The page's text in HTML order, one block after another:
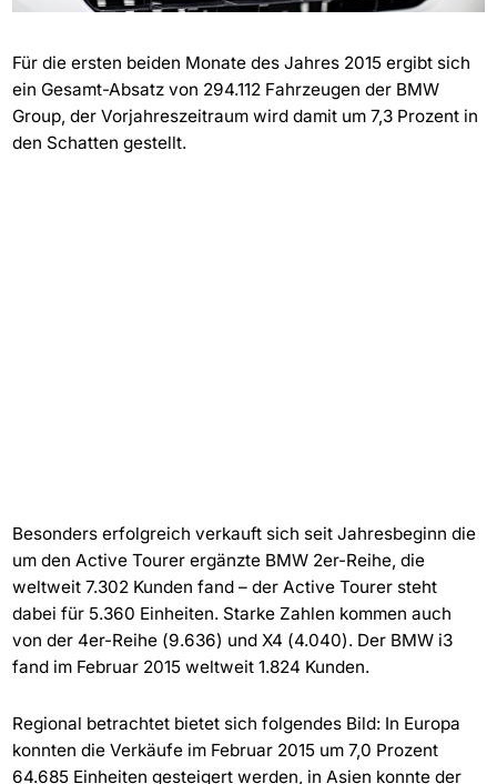
Für die ersten beiden Monate des Jahres 2015 ergibt sich
ein Gesamt-Absatz von 294.112 Fahrzeugen der BMW
Group, der Vorjahreszeitraum wird damit um 7,3 Prozent in
den Schatten gestellt.
Besonders erfolgreich verkauft sich seit Jahresbeginn die
um den Active Tourer ergänzte BMW 2er-Reihe, die
weltweit 7.302 Kunden fand – der Active Tourer steht
dabei für 5.360 Einheiten. Starke Zahlen kommen auch
von der 4er-Reihe (9.636) und X4 (4.040). Der BMW i3
fand im Februar 2015 weltweit 1.824 Kunden.
Regional betrachtet bietet sich folgendes Bild: In Europa
konnten die Verkäufe im Februar 2015 um 7,0 Prozent
64.685 Einheiten gesteigert werden, in Asien konnte der